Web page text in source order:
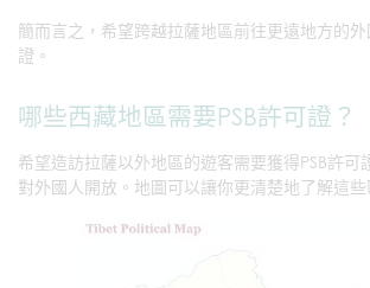
簡而言之，希望跨越拉薩地區前往更遠地方的
證。
哪些西藏地區需要PSB許可證？
希望造訪拉薩以外地區的遊客需要獲得PSB許可
對外國人開放。地圖可以讓你更清楚地了解這些